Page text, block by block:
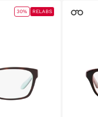
30% RELABS